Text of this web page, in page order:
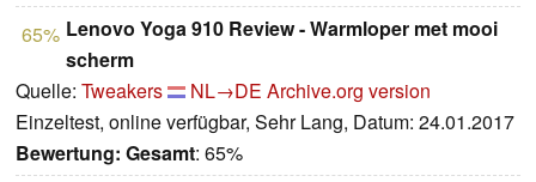
65% Lenovo Yoga 910 Review - Warmloper met mooi
scherm
Quelle: Tweakers NL→DE Archive.org version
Einzeltest, online verfügbar, Sehr Lang, Datum: 24.01.2017
Bewertung: Gesamt: 65%